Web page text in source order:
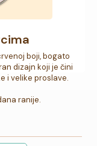
boji, bogato
dizajn koji je čini
i velike proslave.
ranije.